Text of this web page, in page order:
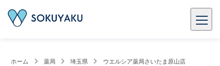
ホーム 薬局 埼玉県 ウエルシア薬局さいたま原山店